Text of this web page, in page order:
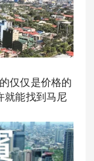
仅仅是价格的
就能找到马尼